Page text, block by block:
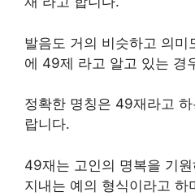
발음도 거의 비슷하고 의미
에 49제 라고 알고 있는 경
정확한 명칭은 49재라고
랍니다.
49재는 고인의 명복을 기
지내는 예의 형식이라고 하